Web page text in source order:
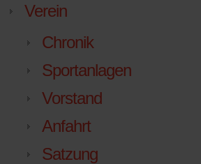
Verein
Chronik
Sportanlagen
Vorstand
Anfahrt
Satzung